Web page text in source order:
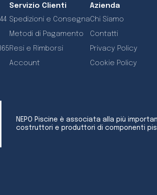
Servizio Clienti
Spedizioni e Consegna
Metodi di Pagamento
Resi e Rimborsi
Account
Azienda
Chi Siamo
Contatti
Privacy Policy
Cookie Policy
NEPO Piscine è associata alla più
costruttori e produttori di componenti